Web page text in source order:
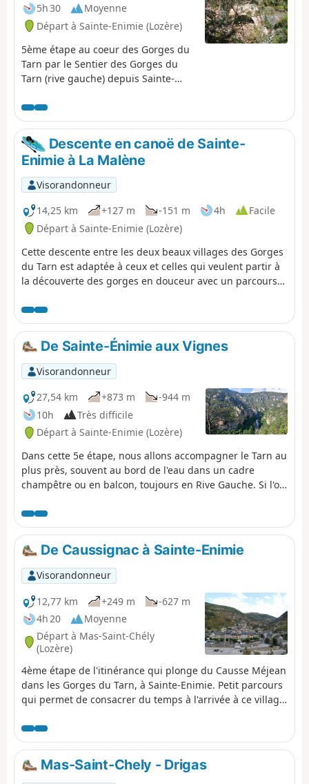
5h 30
Moyenne
Départ à Sainte-Enimie (Lozère)
5ème étape au coeur des Gorges du
Tarn par le Sentier des Gorges du
Tarn (rive gauche) depuis Sainte-
passage au hameau pittoresque
(sans accès routier) de Hauterives.
Descente en canoë de Sainte-
Enimie à La Malène
Visorandonneur
14,25 km
+127 m -151 m 4h
Facile
Départ à Sainte-Enimie (Lozère)
Cette descente entre les deux beaux villages des Gorges
du Tarn est adaptée à ceux et celles qui veulent partir à
la découverte des gorges en douceur avec un parcours
De Sainte-Énimie aux Vignes
Visorandonneur
27,54 km
+873 m
-944 m
10h
Très difficile
Départ à Sainte-Enimie (Lozère)
Dans cette 5e étape, nous allons accompagner le Tarn au
plus près, souvent au bord de l'eau dans un cadre
champêtre ou en balcon, toujours en Rive Gauche. Si l'on
faire le choix de la scinder en deux étapes, vers La
Malène par exemple.
De Caussignac à Sainte-Enimie
Visorandonneur
12,77 km
+249 m
-627 m
4h 20
Moyenne
Départ à Mas-Saint-Chély
(Lozère)
4ème étape de l'itinérance qui plonge du Causse Méjean
dans les Gorges du Tarn, à Sainte-Enimie. Petit parcours
qui permet de consacrer du temps à l'arrivée à ce village
Mas-Saint-Chely - Drigas